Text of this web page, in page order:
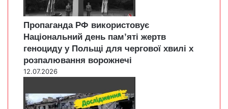
Пропаганда РФ використовує
Національний день пам’яті жертв
геноциду у Польщі для чергової хвилі х
розпалювання ворожнечі
12.07.2026